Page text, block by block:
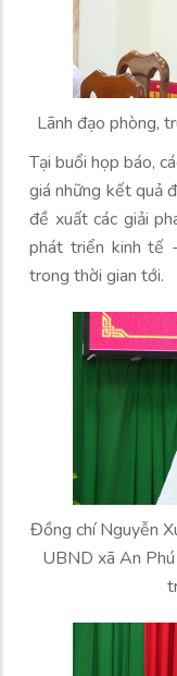
Lãnh đạo phòng,
Tại buổi họp báo,
giá những kết quả
đề xuất các giải
phát triển kinh tế
trong thời gian tới.
Đồng chí Nguyễn
UBND xã An